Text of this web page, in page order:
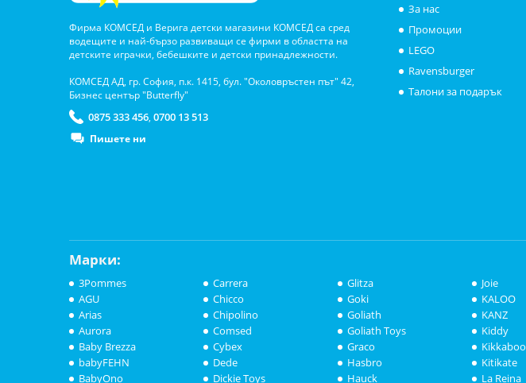
Фирма КОМСЕД и Верига детски магазини КОМСЕД са сред
водещите и най-бързо развиващи се фирми в областта на
детските играчки, бебешките и детски принадлежности.
КОМСЕД АД, гр. София, п.к. 1415, бул. "Околовръстен път" 42,
Бизнес център "Butterfly"
0875 333 456, 0700 13 513
Пишете ни
За нас
Промоции
LEGO
Ravensburger
Талони за подарък
Марки:
3Pommes
AGU
Arias
Aurora
Baby Brezza
babyFEHN
BabyOno
Carrera
Chicco
Chipolino
Comsed
Cybex
Dede
Dickie Toys
Glitza
Goki
Goliath
Goliath Toys
Graco
Hasbro
Hauck
Joie
KALOO
KANZ
Kiddy
Kikkaboo
Kitikate
La Reina